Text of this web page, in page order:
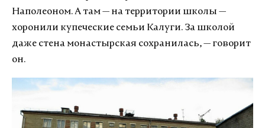
Наполеоном. А там — на территории школы —
хоронили купеческие семьи Калуги. За школой
даже стена монастырская сохранилась, — говорит
он.